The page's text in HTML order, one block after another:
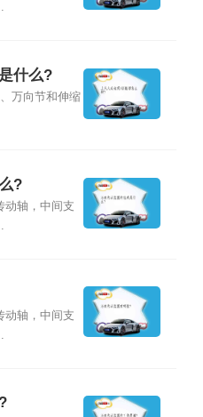
什么?
万向节和伸缩
?
动轴，中间支
动轴，中间支